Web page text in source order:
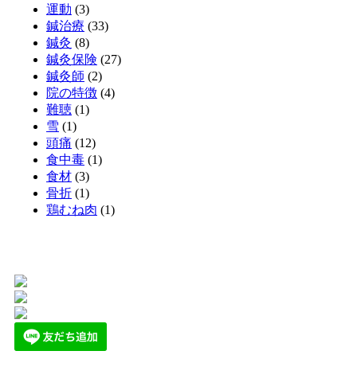
運動 (3)
鍼治療 (33)
鍼灸 (8)
鍼灸保険 (27)
鍼灸師 (2)
院の特徴 (4)
難聴 (1)
雪 (1)
頭痛 (12)
食中毒 (1)
食材 (3)
骨折 (1)
鶏むね肉 (1)